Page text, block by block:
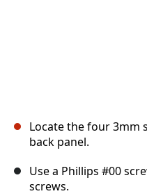
Locate the four 3mm
back panel.
Use a Phillips #00
screws.